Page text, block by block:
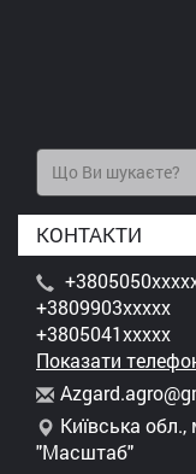
КОНТАКТИ
+3809903xxxxx
+3805041xxxxx
Показати
Azgard.agro@g
Київська
"Масштаб"